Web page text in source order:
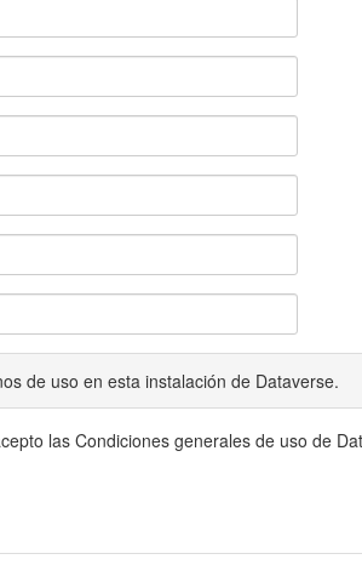
de uso en esta instalación de Dataverse.
las Condiciones generales de uso de